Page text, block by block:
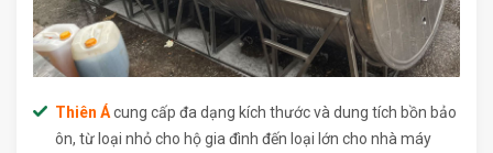
Thiên Ácung cấp đa dạng kích thước và dung tích bồn bảo
ôn, từ loại nhỏ cho hộ gia đình đến loại lớn cho nhà máy